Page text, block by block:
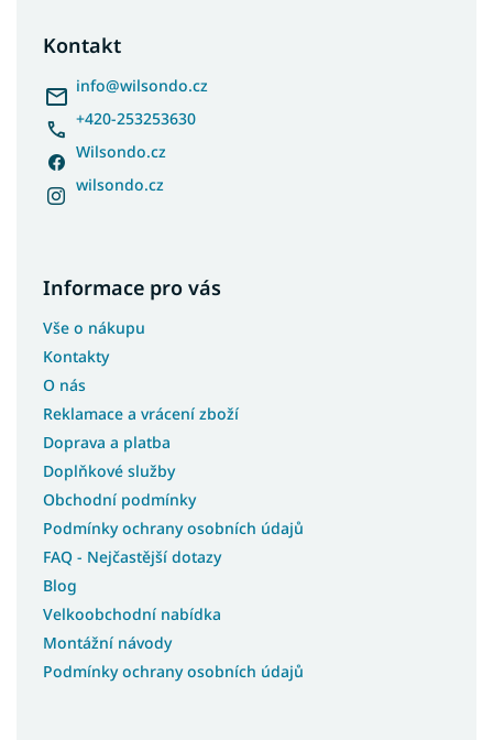
Kontakt
info@wilsondo.cz
+420-253253630
Wilsondo.cz
wilsondo.cz
Informace pro vás
Vše o nákupu
Kontakty
O nás
Reklamace a vrácení zboží
Doprava a platba
Doplňkové služby
Obchodní podmínky
Podmínky ochrany osobních údajů
FAQ - Nejčastější dotazy
Blog
Velkoobchodní nabídka
Montážní návody
Podmínky ochrany osobních údajů